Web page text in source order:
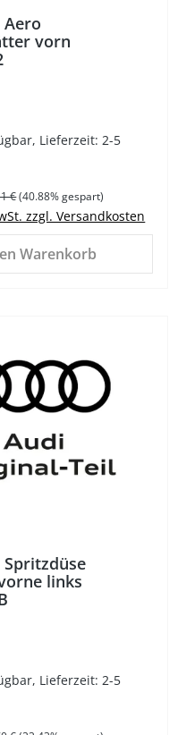
Aero
vorn
Lieferzeit: 2-5
Preis:
€(40.88% gespart)
zzgl. Versandkosten
Warenkorb
Spritzdüse
links
Lieferzeit: 2-5
Preis: